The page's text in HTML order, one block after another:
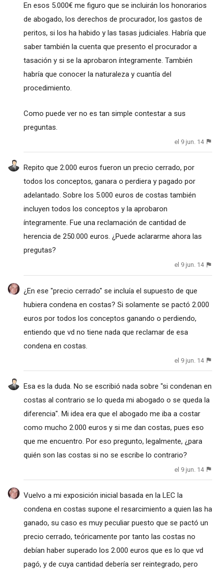
En esos 5.000€ me figuro que se incluirán los honorarios
de abogado, los derechos de procurador, los gastos de
peritos, si los ha habido y las tasas judiciales. Habría que
saber también la cuenta que presento el procurador a
tasación y si se la aprobaron íntegramente. También
habría que conocer la naturaleza y cuantía del
procedimiento.
Como puede ver no es tan simple contestar a sus
preguntas.
el 9 jun. 14
Repito que 2.000 euros fueron un precio cerrado, por
todos los conceptos, ganara o perdiera y pagado por
adelantado. Sobre los 5.000 euros de costas también
incluyen todos los conceptos y la aprobaron
íntegramente. Fue una reclamación de cantidad de
herencia de 250.000 euros. ¿Puede aclararme ahora las
pregutas?
el 9 jun. 14
¿En ese "precio cerrado" se incluía el supuesto de que
hubiera condena en costas? Si solamente se pactó 2.000
euros por todos los conceptos ganando o perdiendo,
entiendo que vd no tiene nada que reclamar de esa
condena en costas.
el 9 jun. 14
Esa es la duda. No se escribió nada sobre "si condenan en
costas al contrario se lo queda mi abogado o se queda la
diferencia". Mi idea era que el abogado me iba a costar
como mucho 2.000 euros y si me dan costas, pues eso
que me encuentro. Por eso pregunto, legalmente, ¿para
quién son las costas si no se escribe lo contrario?
el 9 jun. 14
Vuelvo a mi exposición inicial basada en la LEC la
condena en costas supone el resarcimiento a quien las ha
ganado, su caso es muy peculiar puesto que se pactó un
precio cerrado, teóricamente por tanto las costas no
debían haber superado los 2.000 euros que es lo que vd
pagó, y de cuya cantidad debería ser reintegrado, pero